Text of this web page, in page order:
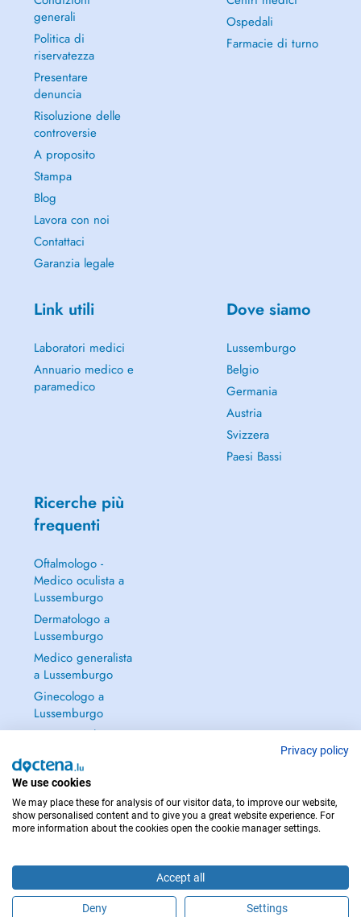
generali
Politica di
riservatezza
Presentare
denuncia
Risoluzione delle
controversie
A proposito
Stampa
Blog
Lavora con noi
Contattaci
Garanzia legale
Ospedali
Farmacie di turno
Link utili
Laboratori medici
Annuario medico e
paramedico
Dove siamo
Lussemburgo
Belgio
Germania
Austria
Svizzera
Paesi Bassi
Ricerche più
frequenti
Oftalmologo -
Medico oculista a
Lussemburgo
Dermatologo a
Lussemburgo
Medico generalista
a Lussemburgo
Ginecologo a
Lussemburgo
Continua a leggere
PER LE URGENZE, CONSULTARE : 112
Privacy policy
We use cookies
We may place these for analysis of our visitor data, to improve our website,
show personalised content and to give you a great website experience. For
more information about the cookies open the cookie manager settings.
Accept all
Deny Settings